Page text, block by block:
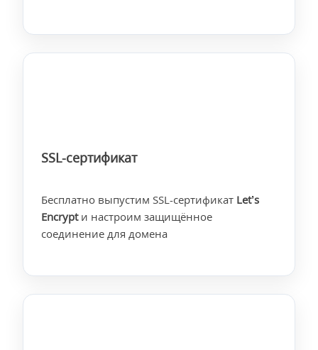
SSL-сертификат
Бесплатно выпустим SSL-сертификат Let’s
Encryptи настроим защищённое
соединение для домена